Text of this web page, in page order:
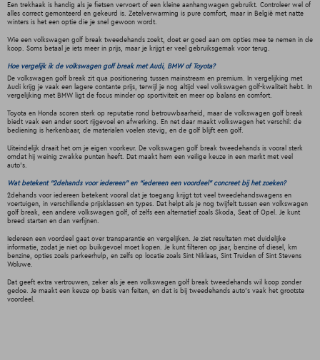
Een trekhaak is handig als je fietsen vervoert of een kleine aanhangwagen gebruikt. Controleer wel of
alles correct gemonteerd en gekeurd is. Zetelverwarming is pure comfort, maar in België met natte
winters is het een optie die je snel gewoon wordt.
Wie een volkswagen golf break tweedehands zoekt, doet er goed aan om opties mee te nemen in de
koop. Soms betaal je iets meer in prijs, maar je krijgt er veel gebruiksgemak voor terug.
Hoe vergelijk ik de volkswagen golf break met Audi, BMW of Toyota?
De volkswagen golf break zit qua positionering tussen mainstream en premium. In vergelijking met
Audi krijg je vaak een lagere contante prijs, terwijl je nog altijd veel volkswagen golf-kwaliteit hebt. In
vergelijking met BMW ligt de focus minder op sportiviteit en meer op balans en comfort.
Toyota en Honda scoren sterk op reputatie rond betrouwbaarheid, maar de volkswagen golf break
biedt vaak een ander soort rijgevoel en afwerking. En net daar maakt volkswagen het verschil: de
bediening is herkenbaar, de materialen voelen stevig, en de golf blijft een golf.
Uiteindelijk draait het om je eigen voorkeur. De volkswagen golf break tweedehands is vooral sterk
omdat hij weinig zwakke punten heeft. Dat maakt hem een veilige keuze in een markt met veel
auto’s.
Wat betekent “2dehands voor iedereen” en “iedereen een voordeel” concreet bij het zoeken?
2dehands voor iedereen betekent vooral dat je toegang krijgt tot veel tweedehandswagens en
voertuigen, in verschillende prijsklassen en types. Dat helpt als je nog twijfelt tussen een volkswagen
golf break, een andere volkswagen golf, of zelfs een alternatief zoals Skoda, Seat of Opel. Je kunt
breed starten en dan verfijnen.
Iedereen een voordeel gaat over transparantie en vergelijken. Je ziet resultaten met duidelijke
informatie, zodat je niet op buikgevoel moet kopen. Je kunt filteren op jaar, benzine of diesel, km
benzine, opties zoals parkeerhulp, en zelfs op locatie zoals Sint Niklaas, Sint Truiden of Sint Stevens
Woluwe.
Dat geeft extra vertrouwen, zeker als je een volkswagen golf break tweedehands wil koop zonder
gedoe. Je maakt een keuze op basis van feiten, en dat is bij tweedehands auto’s vaak het grootste
voordeel.